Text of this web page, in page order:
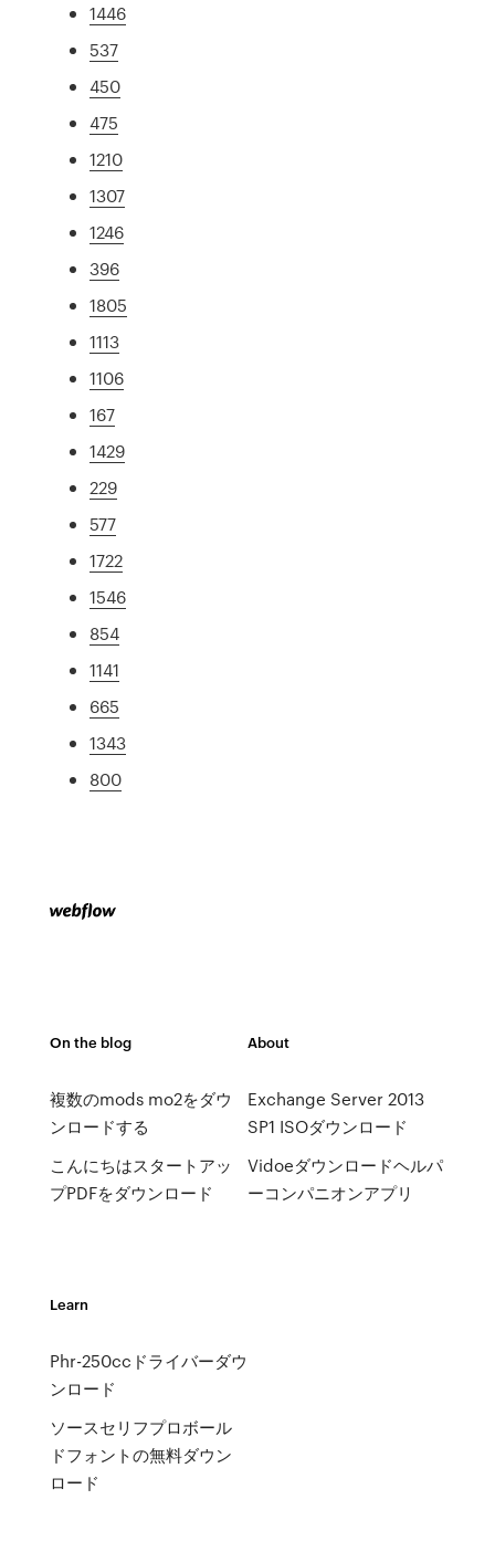
1446
537
450
475
1210
1307
1246
396
1805
1113
1106
167
1429
229
577
1722
1546
854
1141
665
1343
800
On the blog
複数のmods mo2をダウ
ンロードする
こんにちはスタートアッ
プPDFをダウンロード
About
Exchange Server 2013
SP1 ISOダウンロード
Vidoeダウンロードヘルパ
ーコンパニオンアプリ
Learn
Phr-250ccドライバーダウ
ンロード
ソースセリフプロボール
ドフォントの無料ダウン
ロード